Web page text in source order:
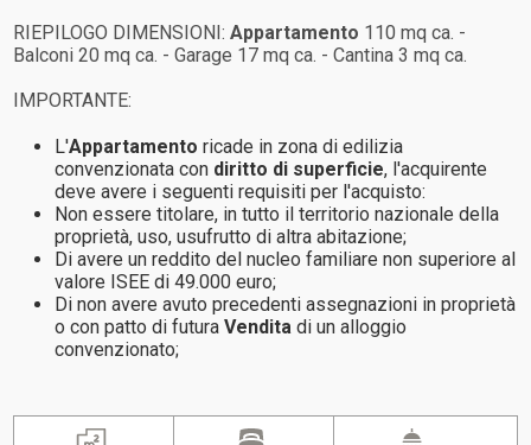
RIEPILOGO DIMENSIONI:Appartamento 110 mq ca. -
Balconi 20 mq ca. - Garage 17 mq ca. - Cantina 3 mq ca.
IMPORTANTE:
L'Appartamento ricade in zona di edilizia
convenzionata con diritto di superficie, l'acquirente
deve avere i seguenti requisiti per l'acquisto:
Non essere titolare, in tutto il territorio nazionale della
proprietà, uso, usufrutto di altra abitazione;
Di avere un reddito del nucleo familiare non superiore al
valore ISEE di 49.000 euro;
Di non avere avuto precedenti assegnazioni in proprietà
o con patto di futuraVendita di un alloggio
convenzionato;